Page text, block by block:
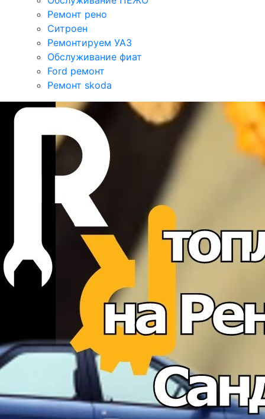
Ремонт рено
Ситроен
Ремонтируем УАЗ
Обслуживание фиат
Ford ремонт
Ремонт skoda